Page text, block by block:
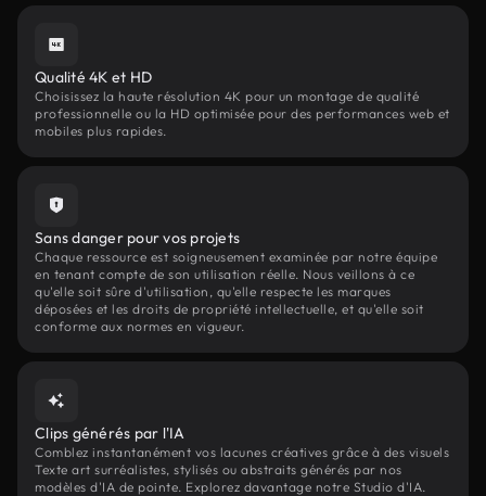
Qualité 4K et HD
Choisissez la haute résolution 4K pour un montage de qualité
professionnelle ou la HD optimisée pour des performances web et
mobiles plus rapides.
Sans danger pour vos projets
Chaque ressource est soigneusement examinée par notre équipe
en tenant compte de son utilisation réelle. Nous veillons à ce
qu'elle soit sûre d'utilisation, qu'elle respecte les marques
déposées et les droits de propriété intellectuelle, et qu'elle soit
conforme aux normes en vigueur.
Clips générés par l'IA
Comblez instantanément vos lacunes créatives grâce à des visuels
Texte art surréalistes, stylisés ou abstraits générés par nos
modèles d'IA de pointe. Explorez davantage notre Studio d'IA.